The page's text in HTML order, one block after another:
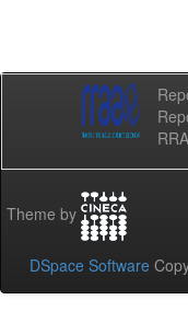
Theme by
DSpace Software